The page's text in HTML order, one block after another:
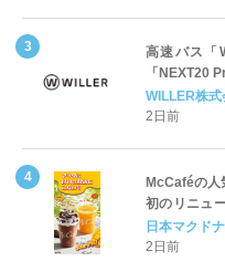
高速バス「
「NEXT20
WILLER株式
2日前
McCaféの人
初のリニュ
ッペ」「マ
開始
日本マクド
2日前